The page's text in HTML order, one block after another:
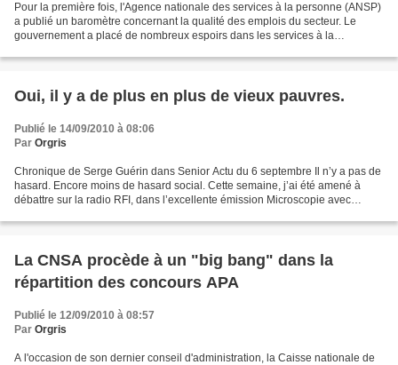
Pour la première fois, l'Agence nationale des services à la personne (ANSP)
a publié un baromètre concernant la qualité des emplois du secteur. Le
gouvernement a placé de nombreux espoirs dans les services à la
Oui, il y a de plus en plus de vieux pauvres.
Publié le 14/09/2010 à 08:06
Par Orgris
Chronique de Serge Guérin dans Senior Actu du 6 septembre Il n’y a pas de
hasard. Encore moins de hasard social. Cette semaine, j’ai été amené à
débattre sur la radio RFI, dans l’excellente émission Microscopie avec
La CNSA procède à un "big bang" dans la
répartition des concours APA
Publié le 12/09/2010 à 08:57
Par Orgris
A l'occasion de son dernier conseil d'administration, la Caisse nationale de